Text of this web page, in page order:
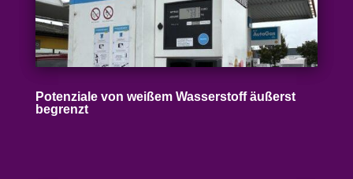
Poten­ziale von weißem Wasser­stoff äußerst
begrenzt